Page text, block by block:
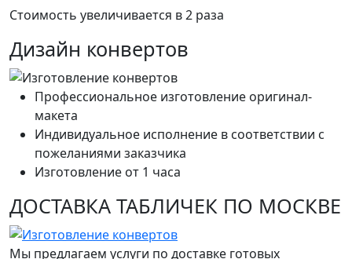
Стоимость увеличивается в 2 раза
Дизайн конвертов
Профессиональное изготовление оригинал-
макета
Индивидуальное исполнение в соответствии с
пожеланиями заказчика
Изготовление от 1 часа
ДОСТАВКА ТАБЛИЧЕК ПО МОСКВЕ
Мы предлагаем услуги по доставке готовых